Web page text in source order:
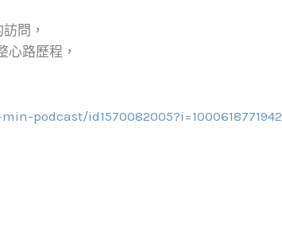
問，
心路歷程，
podcast/id1570082005?i=1000618771942